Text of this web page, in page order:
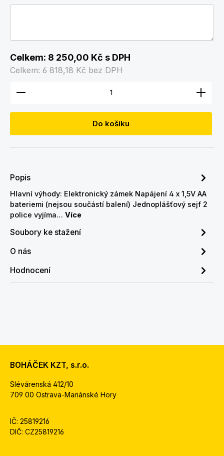
Celkem: 8 250,00 Kč s DPH
Celkem: 6 818,18 Kč bez DPH
Množství produktu: Zadejte požadované
Do košíku
Popis
Hlavní výhody: Elektronický zámek Napájení 4 x 1,5V AA
bateriemi (nejsou součástí balení) Jednoplášťový sejf 2
police vyjíma… Více
Soubory ke stažení
O nás
Hodnocení
BOHÁČEK KZT, s.r.o.
Slévárenská 412/10
709 00 Ostrava-Mariánské Hory
IČ: 25819216
DIČ: CZ25819216